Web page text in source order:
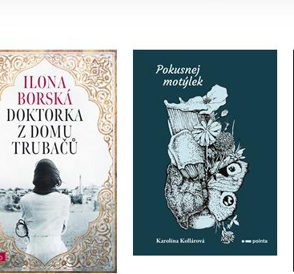
Doktorka z domu
Trubačů
Ilona Borská
Do košíku
349 Kč
279 Kč
Pokusnej Motýlek
Karolína Kollárová
Do košíku
279 Kč
223 Kč